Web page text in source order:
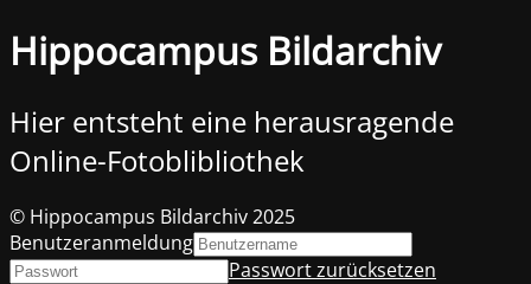
Hippocampus Bildarchiv
Hier entsteht eine herausragende
Online-Fotoblibliothek
© Hippocampus Bildarchiv 2025
Benutzeranmeldung
Passwort zurücksetzen